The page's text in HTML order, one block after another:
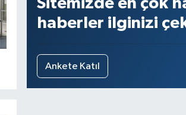
Sitemizde en çok
haberler ilginizi
Ankete Katıl